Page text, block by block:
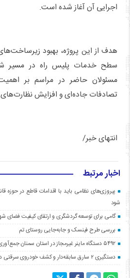
اجرایی آن آغاز شده است.
هدف از این پروژه، بهبود
سطح خدمات پلیس راه در مسیر
مسئولان حاضر در مراسم بر
تصادفات جاده‌ای و افزایش نظارت‌های
انتهای خبر/
اخبار مرتبط
پیروزی‌های نظامی باید با اقدامات قاطع در حوزه
شود
گامی برای توسعه گردشگری و ارتقای کیفیت فضای
بررسی طرح فینسک و جابه‌جایی روستای تم
۵۴۹۲ دستگاه ماینر غیرمجاز در استان سمنان جمع‌آوری شد
دستگیری ۲ سارق سابقه‌دار و کشف خودروی سرقتی در مهدیشهر